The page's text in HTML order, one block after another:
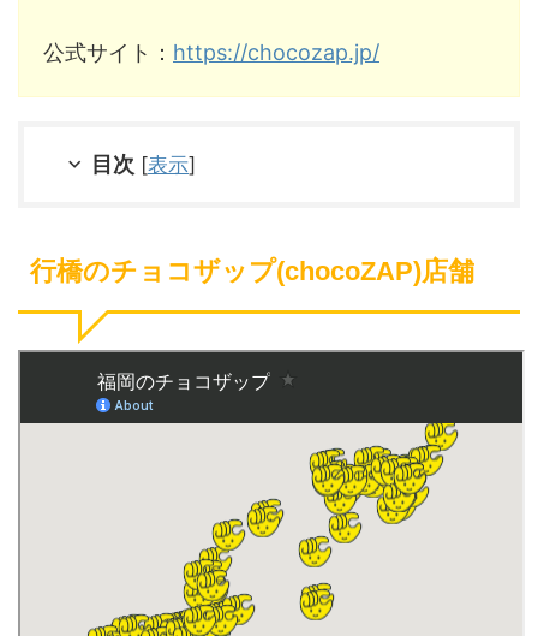
公式サイト： https://chocozap.jp/
目次 [表示]
行橋のチョコザップ(chocoZAP)店舗